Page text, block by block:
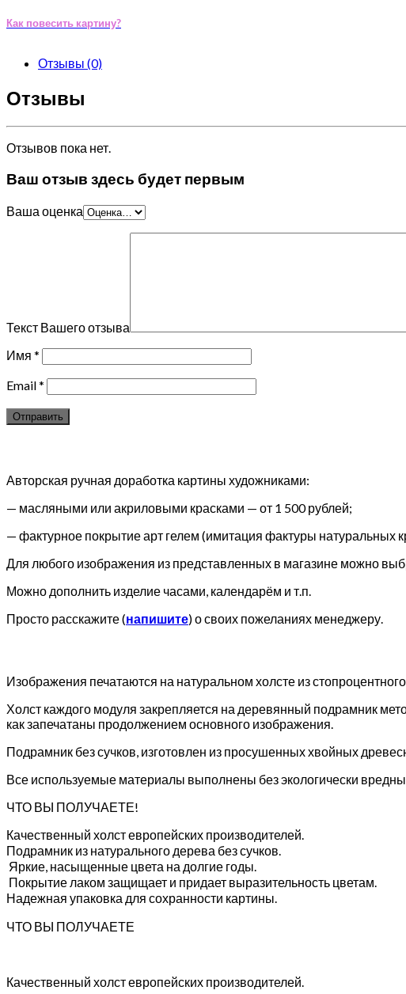
Как повесить картину?
Отзывы (0)
Отзывы
Отзывов пока нет.
Ваш отзыв здесь будет первым
Ваша оценка
Текст Вашего отзыва
Имя *
Email*
Авторская ручная доработка картины художниками:
— масляными или акриловыми красками — от 1 500 рублей;
— фактурное покрытие арт гелем (имитация фактуры натуральных
Для любого изображения из представленных в магазине можно
Можно дополнить изделие часами, календарём и т.п.
Просто расскажите (напишите) о своих пожеланиях менеджеру.
Изображения печатаются на натуральном холсте из
Холст каждого модуля закрепляется на деревянный подрамник
как запечатаны продолжением основного изображения.
Подрамник без сучков, изготовлен из просушенных хвойных
Все используемые материалы выполнены без экологически
ЧТО ВЫ ПОЛУЧАЕТЕ!
Качественный холст европейских производителей.
Подрамник из натурального дерева без сучков.
Яркие, насыщенные цвета на долгие годы.
Покрытие лаком защищает и придает выразительность цветам.
Надежная упаковка для сохранности картины.
ЧТО ВЫ ПОЛУЧАЕТЕ
Качественный холст европейских производителей.